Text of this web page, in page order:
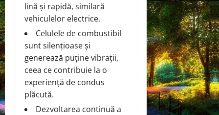
lină și rapidă, similară
vehiculelor electrice.
Celulele de combustibil
sunt silențioase și
generează puține vibrații,
ceea ce contribuie la o
experiență de condus
plăcută.
Dezvoltarea continuă a